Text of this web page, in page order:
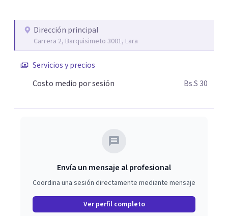
experiencia.
Dirección principal
Carrera 2, Barquisimeto 3001, Lara
Servicios y precios
Costo medio por sesión
Bs.S 30
Envía un mensaje al profesional
Coordina una sesión directamente mediante mensaje
Ver perfil completo